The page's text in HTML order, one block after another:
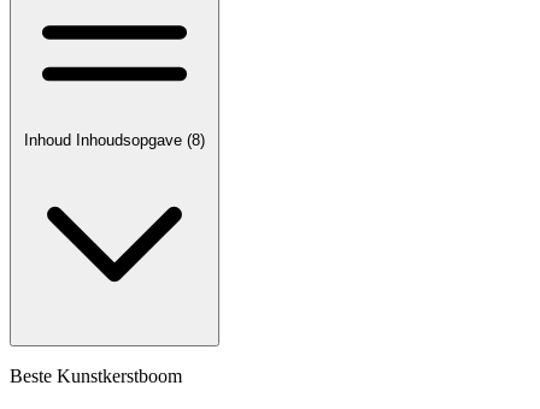
Inhoud Inhoudsopgave (8)
Beste Kunstkerstboom